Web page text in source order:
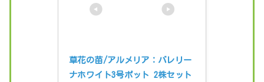
草花の苗/アルメリア：バレリー
ナホワイト3号ポット 2株セット